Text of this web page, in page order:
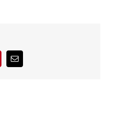
PinterestCorreo
electrónico